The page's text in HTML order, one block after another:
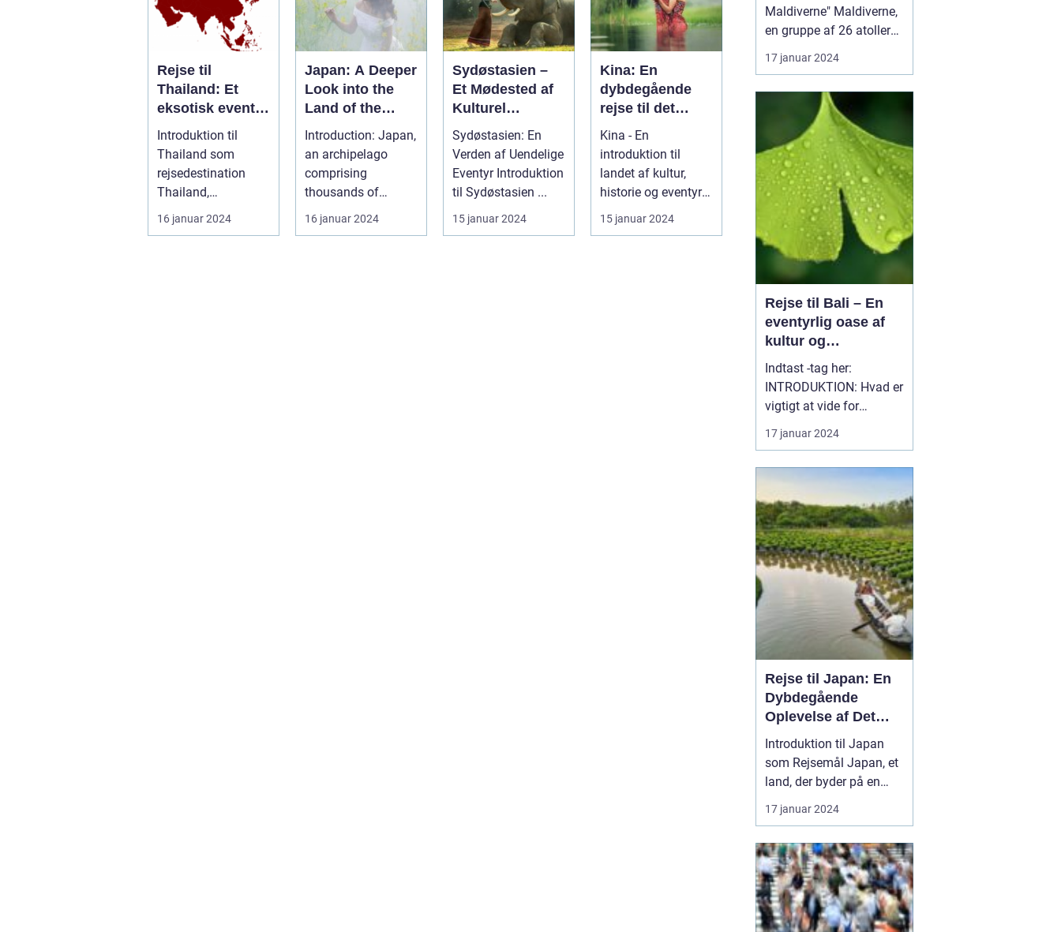
Rejse til
Thailand: Et
eksotisk eventyr
for rejsende og
eventyrlystne
Introduktion til
Thailand som
rejsedestination
Thailand,
beliggende i hjertet
af Sydøstasien,
16 januar 2024
Japan: A Deeper
Look into the
Land of the
Rising Sun
Introduction: Japan,
an archipelago
comprising
thousands of
islands, is a country
deeply rooted in r...
16 januar 2024
Sydøstasien –
Et Mødested af
Kulturel
Mangfoldighed
og Breathtaking
Naturskønhed
Sydøstasien: En
Verden af Uendelige
Eventyr Introduktion
til Sydøstasien ...
15 januar 2024
Kina: En
dybdegående
rejse til det
mystiske Østens
vidunder
Kina - En
introduktion til
landet af kultur,
historie og eventyr
Indledning:
Velkommen til en
15 januar 2024
Maldiverne" Maldiverne,
en gruppe af 26 atoller
med mere end 1.000 øer,
er en af verdens mest
for eventyrlystne og
rejsende. Denne øgruppe
beliggende i Det Indiske
Ocean udstråler ren
paradisisk skøn...
17 januar 2024
Rejse til Bali – En
eventyrlig oase af
kultur og
naturskønhed
Indtast -tag her:
INTRODUKTION: Hvad er
vigtigt at vide for
personer, som generelt er
interesserede i en rejse til
Indonesiens mest
fantastiske
destinationer, er kendt
for sin enestående
blanding af kultur,
naturlig skønhed og ev...
17 januar 2024
Rejse til Japan: En
Dybdegående
Oplevelse af Det
Fascinerende Øst
Introduktion til Japan
som Rejsemål Japan, et
land, der byder på en
perfekt blanding af
moderne teknologi og
været en
favoritdestination for
rejsende og
eventyrlystne fra hele
17 januar 2024